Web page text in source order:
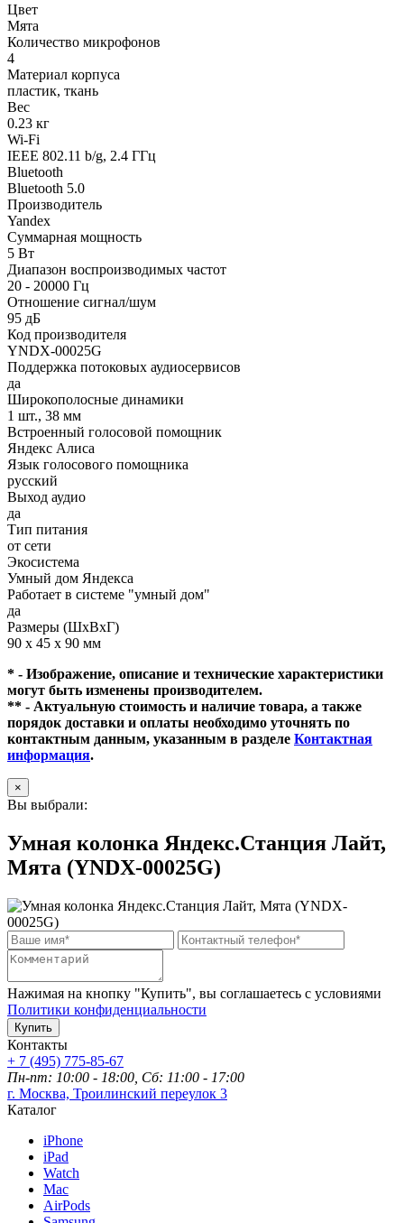
Цвет
Мята
Количество микрофонов
4
Материал корпуса
пластик, ткань
Вес
0.23 кг
Wi-Fi
IEEE 802.11 b/g, 2.4 ГГц
Bluetooth
Bluetooth 5.0
Производитель
Yandex
Суммарная мощность
5 Вт
Диапазон воспроизводимых частот
20 - 20000 Гц
Отношение сигнал/шум
95 дБ
Код производителя
YNDX-00025G
Поддержка потоковых аудиосервисов
да
Широкополосные динамики
1 шт., 38 мм
Встроенный голосовой помощник
Яндекс Алиса
Язык голосового помощника
русский
Выход аудио
да
Тип питания
от сети
Экосистема
Умный дом Яндекса
Работает в системе "умный дом"
да
Размеры (ШхВхГ)
90 x 45 x 90 мм
* - Изображение, описание и технические характеристики
могут быть изменены производителем.
** - Актуальную стоимость и наличие товара, а также
порядок доставки и оплаты необходимо уточнять по
контактным данным, указанным в разделе Контактная
информация.
×
Вы выбрали:
Умная колонка Яндекс.Станция Лайт,
Мята (YNDX-00025G)
Нажимая на кнопку "Купить", вы соглашаетесь с условиями
Политики конфиденциальности
Купить
Контакты
+ 7 (495) 775-85-67
Пн-пт: 10:00 - 18:00, Сб: 11:00 - 17:00
г. Москва, Троилинский переулок 3
Каталог
iPhone
iPad
Watch
Mac
AirPods